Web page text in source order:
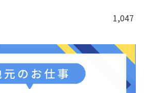
1,047